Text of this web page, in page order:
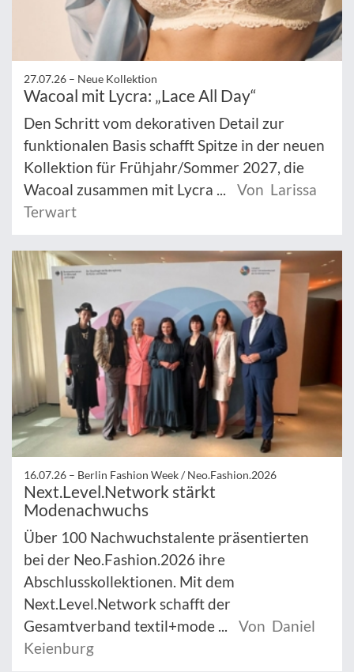
27.07.26 – Neue Kollektion
Wacoal mit Lycra: „Lace All Day“
Den Schritt vom dekorativen Detail zur
funktionalen Basis schafft Spitze in der neuen
Kollektion für Frühjahr/Sommer 2027, die
Wacoal zusammen mit Lycra ...
Von Larissa
Terwart
16.07.26 – Berlin Fashion Week / Neo.Fashion.2026
Next.Level.Network stärkt
Modenachwuchs
Über 100 Nachwuchstalente präsentierten
bei der Neo.Fashion.2026 ihre
Abschlusskollektionen. Mit dem
Next.Level.Network schafft der
Gesamtverband textil+mode ...
Von Daniel
Keienburg